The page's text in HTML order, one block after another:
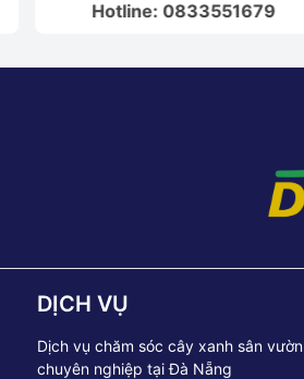
Hotline: 0833551679
DỊCH VỤ
Dịch vụ chăm sóc cây xanh sân vườn
chuyên nghiệp tại Đà Nẵng